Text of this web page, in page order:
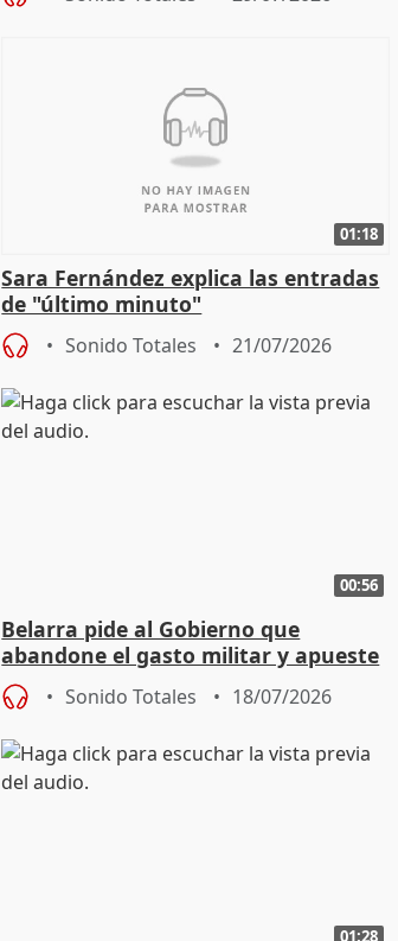
01:18
Sara Fernández explica las entradas
de "último minuto"
Sonido Totales 21/07/2026
00:56
Belarra pide al Gobierno que
abandone el gasto militar y apueste
"de verdad" por la cultura
Sonido Totales 18/07/2026
01:28